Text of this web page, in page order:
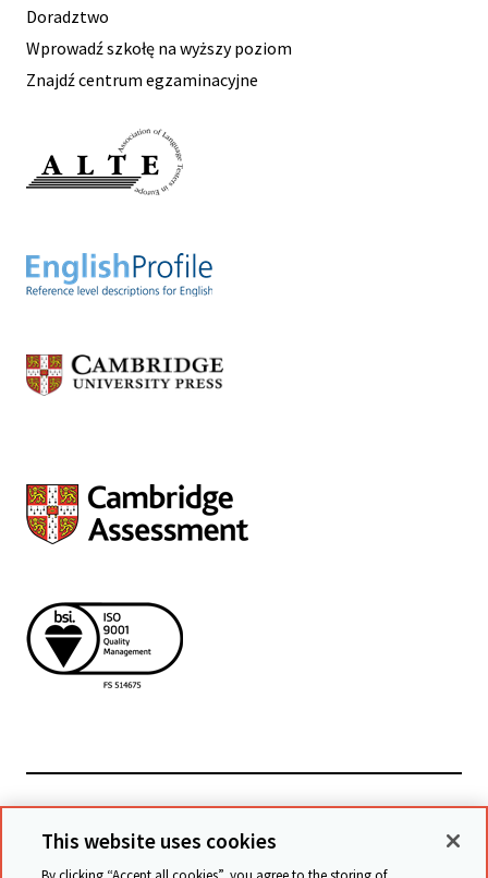
Doradztwo
Wprowadź szkołę na wyższy poziom
Znajdź centrum egzaminacyjne
Powiązane witryny
This website uses cookies